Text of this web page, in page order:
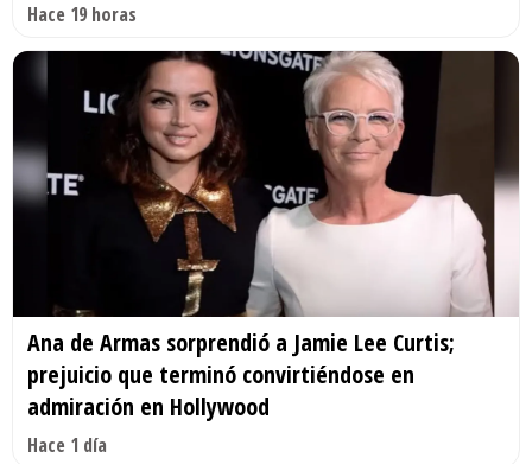
Hace 19 horas
Ana de Armas sorprendió a Jamie Lee Curtis;
prejuicio que terminó convirtiéndose en
admiración en Hollywood
Hace 1 día